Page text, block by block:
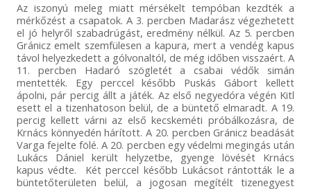
Az iszonyú meleg miatt mérsékelt tempóban kezdték a
mérkőzést a csapatok. A 3. percben Madarász végezhetett
el jó helyről szabadrúgást, eredmény nélkül. Az 5. percben
Gránicz emelt szemfülesen a kapura, mert a vendég kapus
távol helyezkedett a gólvonaltól, de még időben visszaért. A
11. percben Hadaró szögletét a csabai védők simán
mentették. Egy perccel később Puskás Gábort kellett
ápolni, pár percig állt a játék. Az első negyedóra végén Kitl
esett el a tizenhatoson belül, de a büntető elmaradt. A 19.
percig kellett várni az első kecskeméti próbálkozásra, de
Krnács könnyedén hárított. A 20. percben Gránicz beadását
Varga fejelte fölé. A 20. percben egy védelmi megingás után
Lukács Dániel került helyzetbe, gyenge lövését Krnács
kapus védte. Két perccel később Lukácsot rántották le a
büntetőterületen belül, a jogosan megítélt tizenegyest